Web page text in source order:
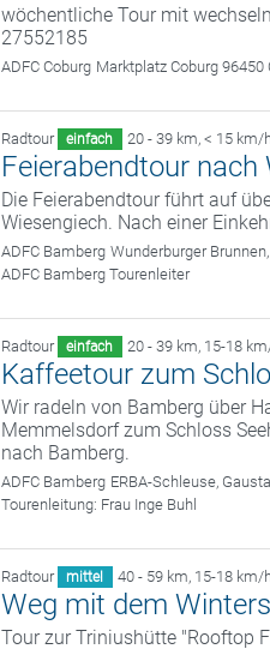
wöchentliche Tour mit
27552185
ADFC Coburg Marktplatz Coburg 96450
Radtour einfach 20 - 39 km, < 15 km/
Feierabendtour nach
Die Feierabendtour führt auf
Wiesengiech. Nach einer
ADFC Bamberg Wunderburger
ADFC Bamberg Tourenleiter
Radtour einfach 20 - 39 km, 15-18
Kaffeetour zum
Wir radeln von Bamberg über
Memmelsdorf zum Schloss
nach Bamberg.
ADFC Bamberg ERBA-Schleuse,
Tourenleitung: Frau Inge Buhl
Radtour mittel 40 - 59 km, 15-18 km/
Weg mit dem
Tour zur Triniushütte "Rooftop